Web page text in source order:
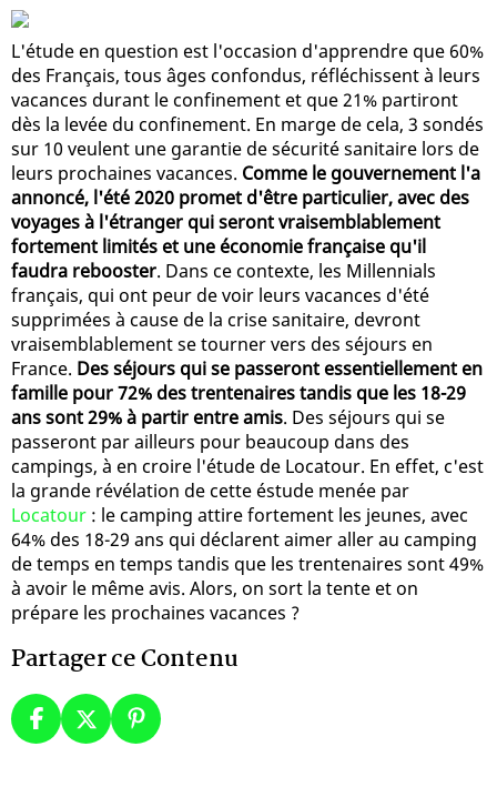
L'étude en question est l'occasion d'apprendre que 60%
des Français, tous âges confondus, réfléchissent à leurs
vacances durant le confinement et que 21% partiront
dès la levée du confinement. En marge de cela, 3 sondés
sur 10 veulent une garantie de sécurité sanitaire lors de
leurs prochaines vacances. Comme le gouvernement l'a
annoncé, l'été 2020 promet d'être particulier, avec des
voyages à l'étranger qui seront vraisemblablement
fortement limités et une économie française qu'il
faudra rebooster. Dans ce contexte, les Millennials
français, qui ont peur de voir leurs vacances d'été
supprimées à cause de la crise sanitaire, devront
vraisemblablement se tourner vers des séjours en
France. Des séjours qui se passeront essentiellement en
famille pour 72% des trentenaires tandis que les 18-29
ans sont 29% à partir entre amis. Des séjours qui se
passeront par ailleurs pour beaucoup dans des
campings, à en croire l'étude de Locatour. En effet, c'est
la grande révélation de cette éstude menée par
Locatour : le camping attire fortement les jeunes, avec
64% des 18-29 ans qui déclarent aimer aller au camping
de temps en temps tandis que les trentenaires sont 49%
à avoir le même avis. Alors, on sort la tente et on
prépare les prochaines vacances ?
Partager ce Contenu